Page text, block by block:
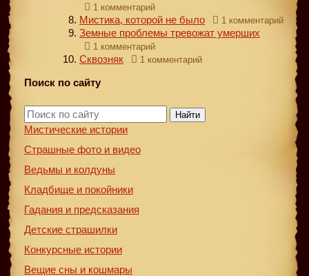
1 комментарий
Мистика, которой не было 1 комментарий
Земные проблемы тревожат умерших
1 комментарий
Сквозняк 1 комментарий
Поиск по сайту
Найти
Мистические истории
Страшные фото и видео
Ведьмы и колдуны
Кладбище и покойники
Гадания и предсказания
Детские страшилки
Конкурсные истории
Вещие сны и кошмары